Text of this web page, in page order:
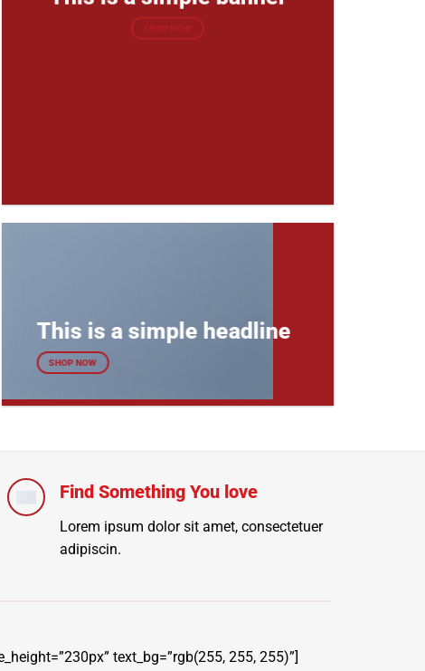
SHOP NOW
This is a simple headline
SHOP NOW
Find Something You love
Lorem ipsum dolor sit amet, consectetuer
adipiscin.
text_bg=”rgb(255, 255, 255)”]